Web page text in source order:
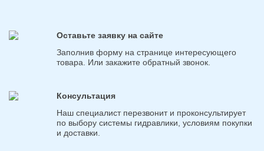
Оставьте заявку на сайте
Заполнив форму на странице интересующего
товара. Или закажите обратный звонок.
Консультация
Наш специалист перезвонит и проконсультирует
по выбору системы гидравлики, условиям покупки
и доставки.